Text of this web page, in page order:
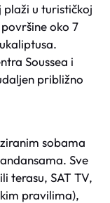
plaži u turističkoj
oko 7
Soussea i
približno
sobama
Sve
terasu, SAT TV,
pravilima),